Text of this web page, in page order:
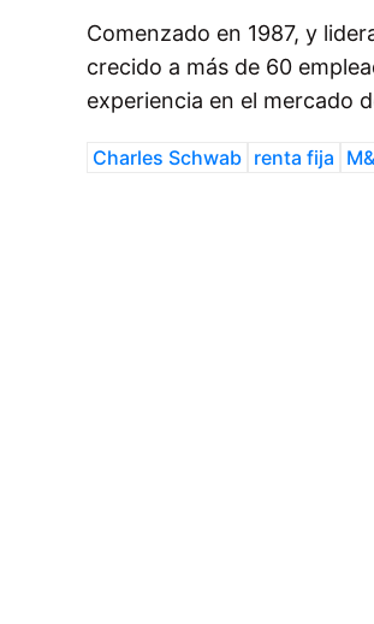
Comenzado en 1987, y
crecido a más de 60
experiencia en el mercado
Charles Schwab renta fija